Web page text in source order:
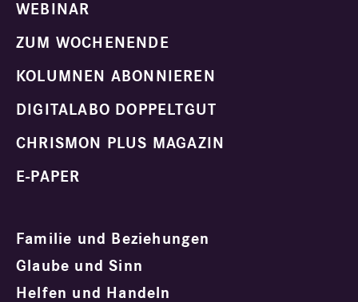
WEBINAR
ZUM WOCHENENDE
KOLUMNEN ABONNIEREN
DIGITALABO DOPPELTGUT
CHRISMON PLUS MAGAZIN
E-PAPER
Familie und Beziehungen
Glaube und Sinn
Helfen und Handeln